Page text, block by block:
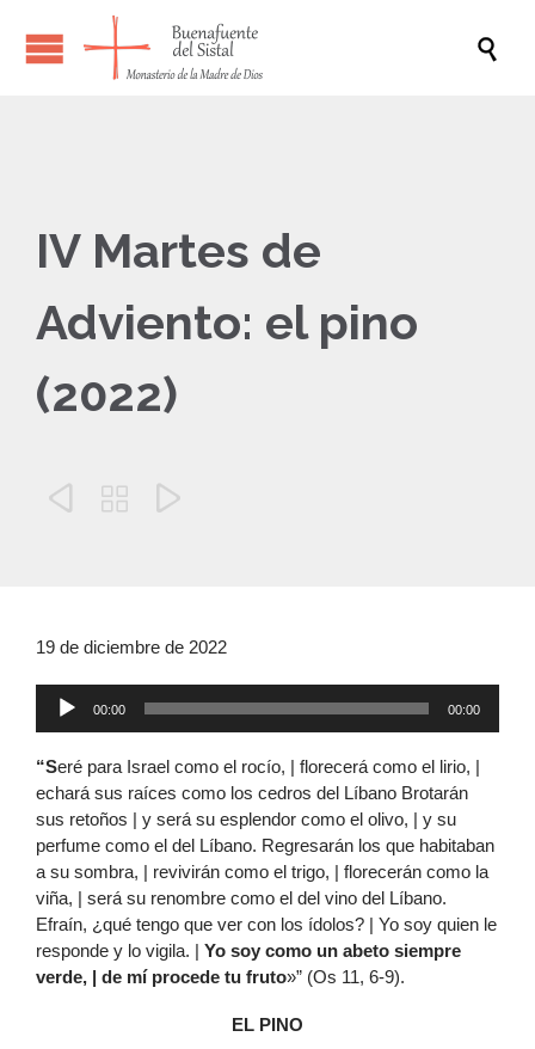

IV Martes de
Adviento: el pino
(2022)
  
19 de diciembre de 2022
00:00 00:00
“Seré para Israel como el rocío, | florecerá como el lirio, |
echará sus raíces como los cedros del Líbano Brotarán
sus retoños | y será su esplendor como el olivo, | y su
perfume como el del Líbano. Regresarán los que habitaban
a su sombra, | revivirán como el trigo, | florecerán como la
viña, | será su renombre como el del vino del Líbano.
Efraín, ¿qué tengo que ver con los ídolos? | Yo soy quien le
responde y lo vigila. | Yo soy como un abeto siempre
verde, | de mí procede tu fruto»” (Os 11, 6-9).
EL PINO